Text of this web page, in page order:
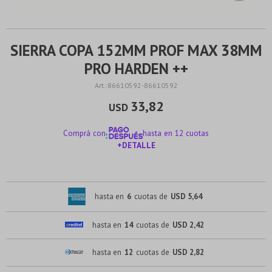
SIERRA COPA 152MM PROF MAX 38MM
PRO HARDEN ++
86610592-86610592
USD 33,82
Comprá con
hasta en 12 cuotas
+DETALLE
hasta en 6 cuotas de USD 5,64
hasta en 14 cuotas de USD 2,42
hasta en 12 cuotas de USD 2,82